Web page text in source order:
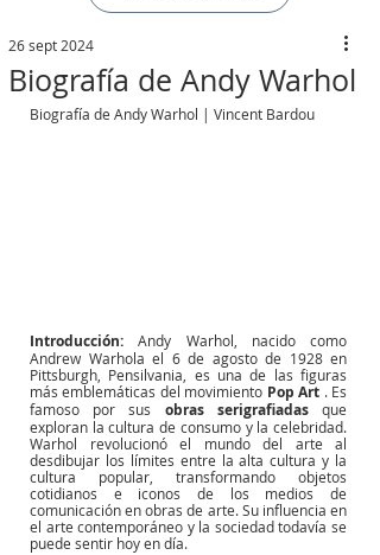
Biografía de Andy Warhol
26 sept 2024
Biografía de Andy Warhol | Vincent Bardou
Introducción:
Andy Warhol, nacido como
Andrew Warhola el 6 de agosto de 1928 en
Pittsburgh, Pensilvania, es una de las figuras
más emblemáticas del movimiento Pop Art . Es
famoso por sus
obras serigrafiadas
que
exploran la cultura de consumo y la celebridad.
Warhol revolucionó el mundo del arte al
desdibujar los límites entre la alta cultura y la
cultura popular, transformando objetos
cotidianos e iconos de los medios de
comunicación en obras de arte. Su influencia en
el arte contemporáneo y la sociedad todavía se
puede sentir hoy en día.